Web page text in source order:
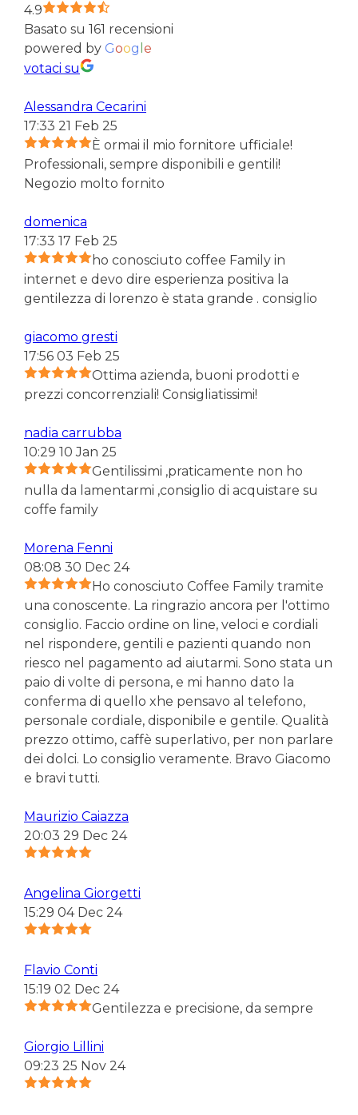
4.9
Basato su 161 recensioni
powered by Goog e
votaci su
Alessandra Cecarini
17:33 21 Feb 25
È ormai il mio fornitore ufficiale!
Professionali, sempre disponibili e gentili!
Negozio molto fornito
domenica
17:33 17 Feb 25
ho conosciuto coffee Family in
internet e devo dire esperienza positiva la
gentilezza di lorenzo è stata grande . consiglio
giacomo gresti
17:56 03 Feb 25
Ottima azienda, buoni prodotti e
prezzi concorrenziali! Consigliatissimi!
nadia carrubba
10:29 10 Jan 25
Gentilissimi ,praticamente non ho
nulla da lamentarmi ,consiglio di acquistare su
coffe family
Morena Fenni
08:08 30 Dec 24
Ho conosciuto Coffee Family tramite
una conoscente. La ringrazio ancora per l'ottimo
consiglio. Faccio ordine on line, veloci e cordiali
nel rispondere, gentili e pazienti quando non
riesco nel pagamento ad aiutarmi. Sono stata un
paio di volte di persona, e mi hanno dato la
conferma di quello xhe pensavo al telefono,
personale cordiale, disponibile e gentile. Qualità
prezzo ottimo, caffè superlativo, per non parlare
dei dolci. Lo consiglio veramente. Bravo Giacomo
e bravi tutti.
Maurizio Caiazza
20:03 29 Dec 24
Angelina Giorgetti
15:29 04 Dec 24
Flavio Conti
15:19 02 Dec 24
Gentilezza e precisione, da sempre
Giorgio Lillini
09:23 25 Nov 24